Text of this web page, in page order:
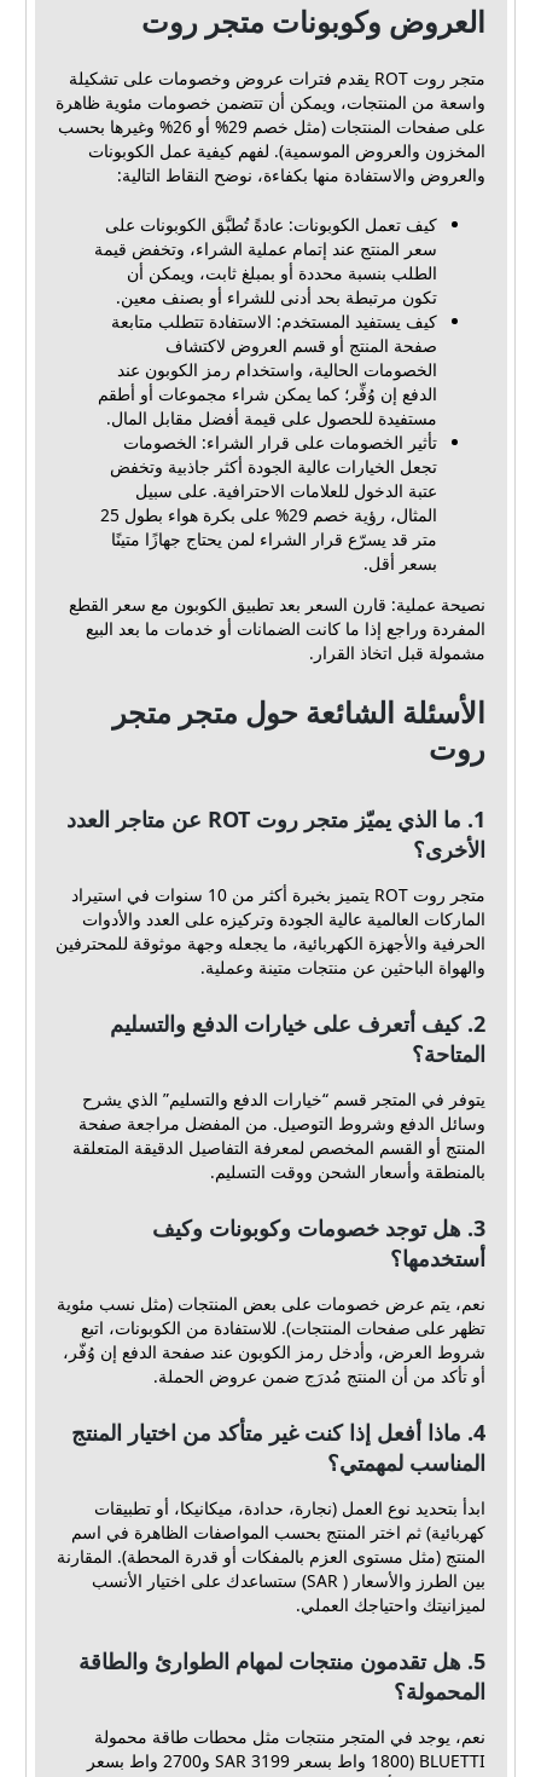
العروض وكوبونات متجر روت
متجر روت ROT يقدم فترات عروض وخصومات على تشكيلة
واسعة من المنتجات، ويمكن أن تتضمن خصومات مئوية ظاهرة
على صفحات المنتجات (مثل خصم 29% أو 26% وغيرها بحسب
المخزون والعروض الموسمية). لفهم كيفية عمل الكوبونات
والعروض والاستفادة منها بكفاءة، نوضح النقاط التالية:
كيف تعمل الكوبونات: عادةً تُطبَّق الكوبونات على
سعر المنتج عند إتمام عملية الشراء، وتخفض قيمة
الطلب بنسبة محددة أو بمبلغ ثابت، ويمكن أن
تكون مرتبطة بحد أدنى للشراء أو بصنف معين.
كيف يستفيد المستخدم: الاستفادة تتطلب متابعة
صفحة المنتج أو قسم العروض لاكتشاف
الخصومات الحالية، واستخدام رمز الكوبون عند
الدفع إن وُفِّر؛ كما يمكن شراء مجموعات أو أطقم
مستفيدة للحصول على قيمة أفضل مقابل المال.
تأثير الخصومات على قرار الشراء: الخصومات
تجعل الخيارات عالية الجودة أكثر جاذبية وتخفض
عتبة الدخول للعلامات الاحترافية. على سبيل
المثال، رؤية خصم 29% على بكرة هواء بطول 25
متر قد يسرّع قرار الشراء لمن يحتاج جهازًا متينًا
بسعر أقل.
نصيحة عملية: قارن السعر بعد تطبيق الكوبون مع سعر القطع
المفردة وراجع إذا ما كانت الضمانات أو خدمات ما بعد البيع
مشمولة قبل اتخاذ القرار.
الأسئلة الشائعة حول متجر متجر
روت
1. ما الذي يميّز متجر روت ROT عن متاجر العدد
الأخرى؟
متجر روت ROT يتميز بخبرة أكثر من 10 سنوات في استيراد
الماركات العالمية عالية الجودة وتركيزه على العدد والأدوات
الحرفية والأجهزة الكهربائية، ما يجعله وجهة موثوقة للمحترفين
والهواة الباحثين عن منتجات متينة وعملية.
2. كيف أتعرف على خيارات الدفع والتسليم
المتاحة؟
يتوفر في المتجر قسم “خيارات الدفع والتسليم” الذي يشرح
وسائل الدفع وشروط التوصيل. من المفضل مراجعة صفحة
المنتج أو القسم المخصص لمعرفة التفاصيل الدقيقة المتعلقة
بالمنطقة وأسعار الشحن ووقت التسليم.
3. هل توجد خصومات وكوبونات وكيف
أستخدمها؟
نعم، يتم عرض خصومات على بعض المنتجات (مثل نسب مئوية
تظهر على صفحات المنتجات). للاستفادة من الكوبونات، اتبع
شروط العرض، وأدخل رمز الكوبون عند صفحة الدفع إن وُفّر،
أو تأكد من أن المنتج مُدرَج ضمن عروض الحملة.
4. ماذا أفعل إذا كنت غير متأكد من اختيار المنتج
المناسب لمهمتي؟
ابدأ بتحديد نوع العمل (نجارة، حدادة، ميكانيكا، أو تطبيقات
كهربائية) ثم اختر المنتج بحسب المواصفات الظاهرة في اسم
المنتج (مثل مستوى العزم بالمفكات أو قدرة المحطة). المقارنة
بين الطرز والأسعار ( SAR) ستساعدك على اختيار الأنسب
لميزانيتك واحتياجك العملي.
5. هل تقدمون منتجات لمهام الطوارئ والطاقة
المحمولة؟
نعم، يوجد في المتجر منتجات مثل محطات طاقة محمولة
BLUETTI (1800 واط بسعر 3199 SAR و2700 واط بسعر